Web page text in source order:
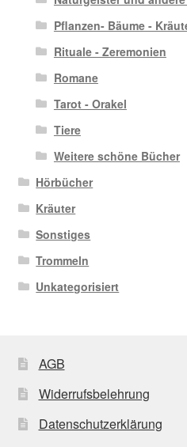
Pflanzen- Bäume -
Rituale - Zeremonien
Romane
Tarot - Orakel
Tiere
Weitere schöne Bücher
Hörbücher
Kräuter
Sonstiges
Trommeln
Unkategorisiert
AGB
Widerrufsbelehrung
Datenschutzerklärung